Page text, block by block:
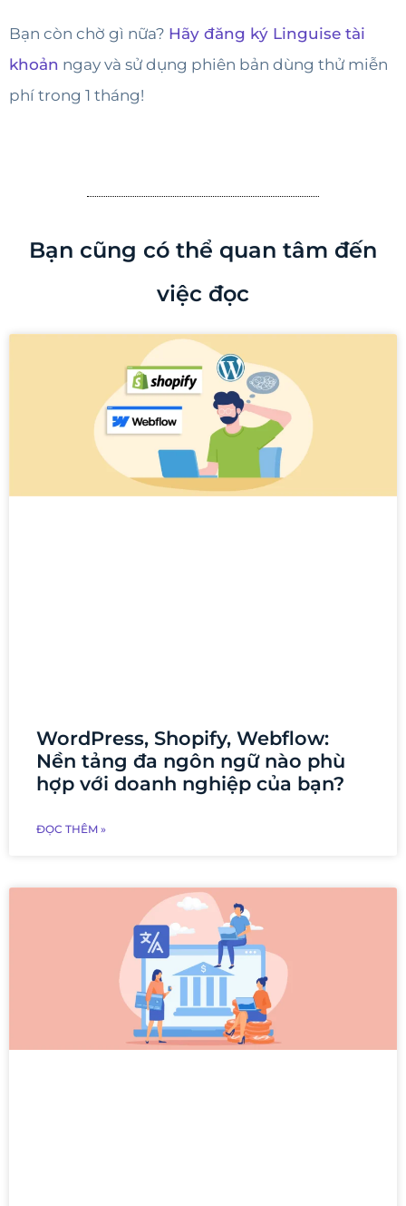
Bạn còn chờ gì nữa? Hãy đăng ký Linguise tài
khoản ngay và sử dụng phiên bản dùng thử miễn
phí trong 1 tháng!
Bạn cũng có thể quan tâm đến
việc đọc
WordPress, Shopify, Webflow:
Nền tảng đa ngôn ngữ nào phù
hợp với doanh nghiệp của bạn?
ĐỌC THÊM »